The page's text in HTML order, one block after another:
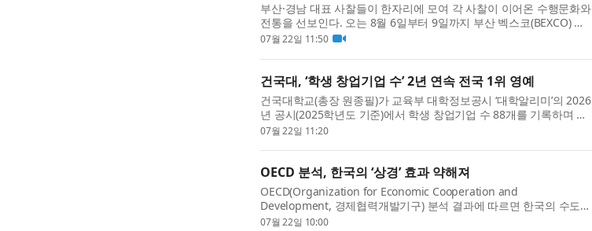
부산·경남 대표 사찰들이 한자리에 모여 각 사찰이 이어온 수행문화와
전통을 선보인다. 오는 8월 6일부터 9일까지 부산 벡스코(BEXCO) 제1
전시장 3홀에서 열리는 ‘2026부산국제불교박람회(Busan
07월 22일 11:50
건국대, ‘학생 창업기업 수’ 2년 연속 전국 1위 영예
건국대학교(총장 원종필)가 교육부 대학정보공시 ‘대학알리미’의 2026
년 공시(2025학년도 기준)에서 학생 창업기업 수 88개를 기록하며 전
국 대학 가운데 단독 1위에 올랐다. 지난해 발표된 2025년 공시에서
07월 22일 11:20
OECD 분석, 한국의 ‘상경’ 효과 약해져
OECD(Organization for Economic Cooperation and
Development, 경제협력개발기구) 분석 결과에 따르면 한국의 수도권
이주 편익 효과가 약화됐다. 한국직업능력연구원(원장 고혜원)은 7월
07월 22일 10:00